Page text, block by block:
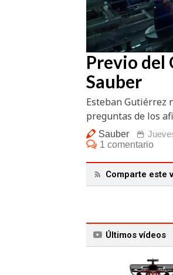
Loaded
25.40%
Previo del
Sauber
Esteban Gutiérrez
preguntas de los
Sauber
1 comentario
Comparte este
Últimos vídeos